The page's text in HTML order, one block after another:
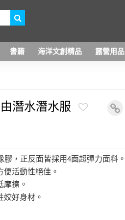
書籍 海洋文創精品 露營用品
潛水潛水服
膠，正反面皆採用4面超彈力面料。
便活動性絕佳。
摩擦。
姣好身材。